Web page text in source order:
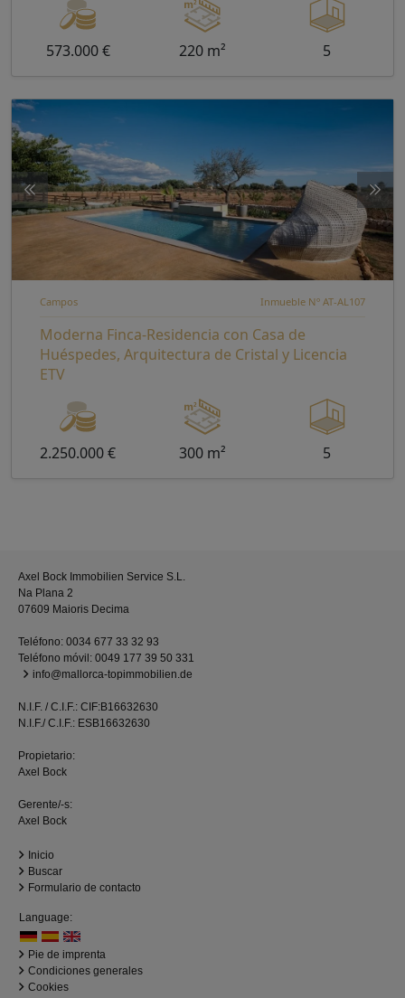
573.000 € 220 m² 5
Campos Inmueble Nº AT-AL107
Moderna Finca-Residencia con Casa de
Huéspedes, Arquitectura de Cristal y Licencia
ETV
2.250.000 € 300 m² 5
Axel Bock Immobilien Service S.L.
Na Plana 2
07609 Maioris Decima
Teléfono: 0034 677 33 32 93
Teléfono móvil: 0049 177 39 50 331
info@mallorca-topimmobilien.de
N.I.F. / C.I.F.: CIF:B16632630
N.I.F./ C.I.F.: ESB16632630
Propietario:
Axel Bock
Gerente/-s:
Axel Bock
Inicio
Buscar
Formulario de contacto
Language:
Pie de imprenta
Condiciones generales
Cookies